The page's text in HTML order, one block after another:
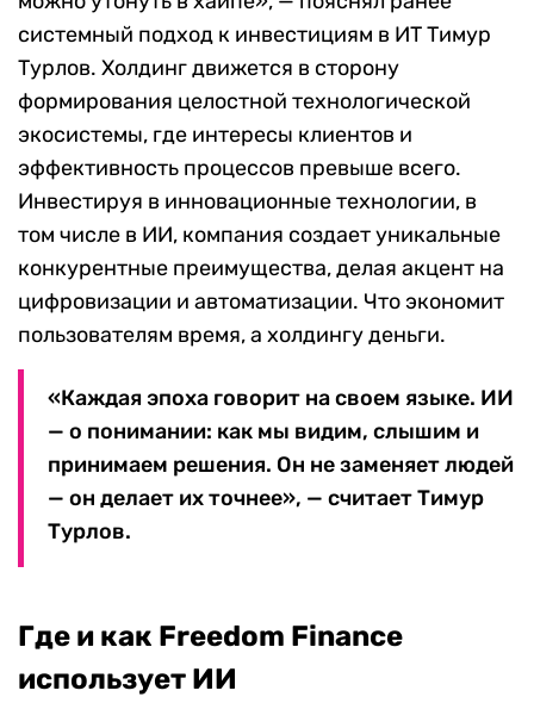
системный подход к инвестициям в ИТ Тимур
Турлов. Холдинг движется в сторону
формирования целостной технологической
экосистемы, где интересы клиентов и
эффективность процессов превыше всего.
Инвестируя в инновационные технологии, в
том числе в ИИ, компания создает уникальные
конкурентные преимущества, делая акцент на
цифровизации и автоматизации. Что экономит
пользователям время, а холдингу деньги.
«Каждая эпоха говорит на своем языке. ИИ
— о понимании: как мы видим, слышим и
принимаем решения. Он не заменяет людей
— он делает их точнее», — считает Тимур
Турлов.
Где и как Freedom Finance
использует ИИ